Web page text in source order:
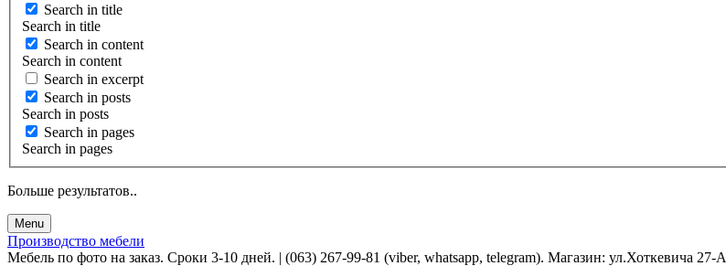
Search in title
Search in title
Search in content
Search in content
Search in excerpt
Search in posts
Search in posts
Search in pages
Search in pages
Больше результатов..
Menu
Производство мебели
Мебель по фото на заказ. Сроки 3-10 дней. | (063) 267-99-81 (viber, whatsapp, telegram). Магазин: ул.Хоткевича 27-А